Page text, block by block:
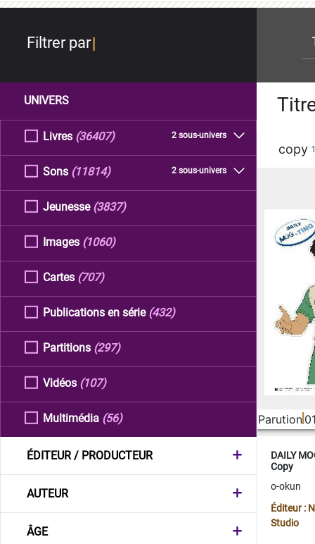
Filtrer par
UNIVERS
Livres 2 sous-univers
(36407)
Sons 2 sous-univers
(11814)
Jeunesse (3837)
Images (1060)
Cartes (707)
Publications en série (432)
Partitions (297)
Vidéos (107)
Multimédia (56)
ÉDITEUR / PRODUCTEUR
AUTEUR
ÂGE
copy
Parution
DAILY
Copy
o-okun
Éditeur :
Studio